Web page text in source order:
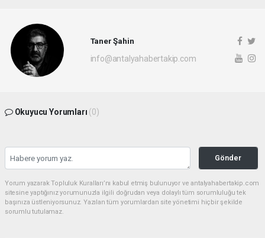
Taner Şahin
info@antalyahabertakip.com
Okuyucu Yorumları (0)
Gönder
Yorum yazarak Topluluk Kuralları’nı kabul etmiş bulunuyor ve antalyahabertakip.com
sitesine yaptığınız yorumunuzla ilgili doğrudan veya dolaylı tüm sorumluluğu tek
başınıza üstleniyorsunuz. Yazılan tüm yorumlardan site yönetimi hiçbir şekilde
sorumlu tutulamaz.